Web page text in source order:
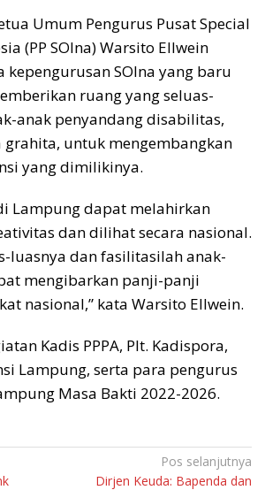
Umum Pengurus Pusat Special
(PP SOIna) Warsito Ellwein
kepengurusan SOIna yang baru
ruang yang seluas-
anak penyandang disabilitas,
grahita, untuk mengembangkan
yang dimilikinya.
Lampung dapat melahirkan
dan dilihat secara nasional.
luasnya dan fasilitasilah anak-
mengibarkan panji-panji
nasional,” kata Warsito Ellwein.
Kadis PPPA, Plt. Kadispora,
Lampung, serta para pengurus
Masa Bakti 2022-2026.
Pos selanjutnya
Dirjen Keuda: Bapenda dan